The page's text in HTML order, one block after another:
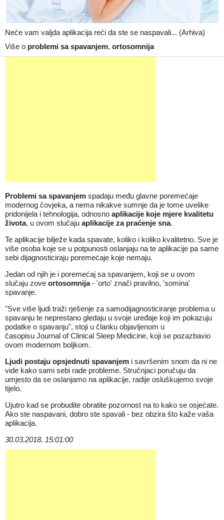
Neće vam valjda aplikacija reći da ste se naspavali... (Arhiva)
Više o problemi sa spavanjem, ortosomnija
Problemi sa spavanjem spadaju među glavne poremećaje
modernog čovjeka, a nema nikakve sumnje da je tome uvelike
pridonijela i tehnologija, odnosno aplikacije koje mjere kvalitetu
života, u ovom slučaju aplikacije za praćenje sna.
Te aplikacije bilježe kada spavate, koliko i koliko kvalitetno. Sve je
više osoba koje se u potpunosti oslanjaju na te aplikacije pa same
sebi dijagnosticiraju poremećaje koje nemaju.
Jedan od njih je i poremećaj sa spavanjem, koji se u ovom
slučaju zove ortosomnija- 'orto' znači pravilno, 'somina'
spavanje.
"Sve više ljudi traži rješenje za samodijagnosticiranje problema u
spavanju te neprestano gledaju u svoje uređaje koji im pokazuju
podatke o spavanju", stoji u članku objavljenom u
časopisu Journal of Clinical Sleep Medicine, koji se pozazbavio
ovom modernom boljkom.
Ljudi postaju opsjednuti spavanjem i savršenim snom da ni ne
vide kako sami sebi rade probleme. Stručnjaci poručuju da
umjesto da se oslanjamo na aplikacije, radije osluškujemo svoje
tijelo.
Ujutro kad se probudite obratite pozornost na to kako se osjećate.
Ako ste naspavani, dobro ste spavali - bez obzira što kaže vaša
aplikacija.
30.03.2018. 15:01:00